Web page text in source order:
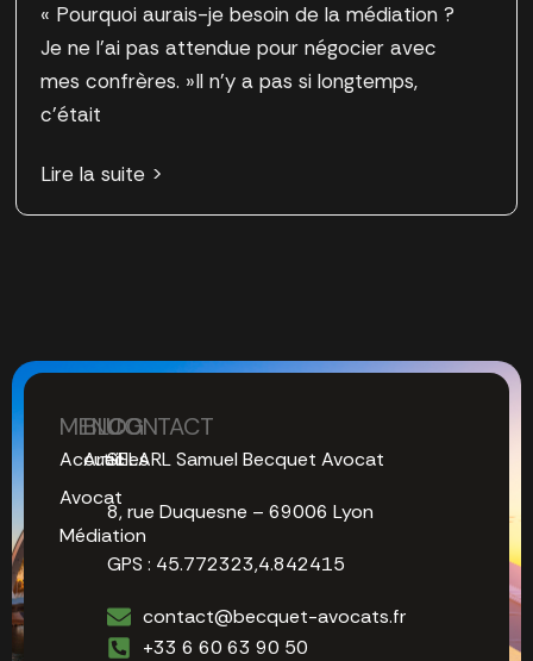
« Pourquoi aurais-je besoin de la médiation ?
Je ne l’ai pas attendue pour négocier avec
mes confrères. »Il n’y a pas si longtemps,
c’était
Lire la suite >
MENU
Accueil
Avocat
Médiation
BLOG
Articles
CONTACT
SELARL Samuel Becquet Avocat
8, rue Duquesne – 69006 Lyon
GPS : 45.772323,4.842415
contact@becquet-avocats.fr
+33 6 60 63 90 50